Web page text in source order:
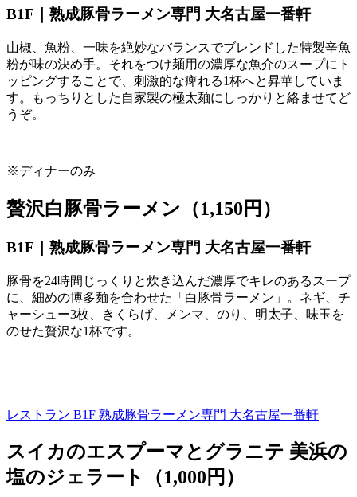
B1F｜熟成豚骨ラーメン専門 大名古屋一番軒
山椒、魚粉、一味を絶妙なバランスでブレンドした特製辛魚
粉が味の決め手。それをつけ麺用の濃厚な魚介のスープにト
ッピングすることで、刺激的な痺れる1杯へと昇華していま
す。もっちりとした自家製の極太麺にしっかりと絡ませてど
うぞ。
※ディナーのみ
贅沢白豚骨ラーメン（1,150円）
B1F｜熟成豚骨ラーメン専門 大名古屋一番軒
豚骨を24時間じっくりと炊き込んだ濃厚でキレのあるスープ
に、細めの博多麺を合わせた「白豚骨ラーメン」。ネギ、チ
ャーシュー3枚、きくらげ、メンマ、のり、明太子、味玉を
のせた贅沢な1杯です。
レストラン B1F 熟成豚骨ラーメン専門 大名古屋一番軒
スイカのエスプーマとグラニテ 美浜の
塩のジェラート（1,000円）